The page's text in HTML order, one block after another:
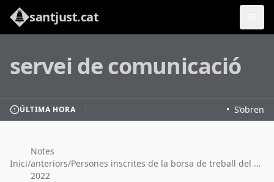
santjust.cat
servei de comunicació
ÚLTIMA HORA S’obren
Inici/
Notes
anteriors
2022
/ Persones inscrites de la borsa de treball del Servei Local d’Ocupació participen en una formació pionera que aglutina diversos oficis